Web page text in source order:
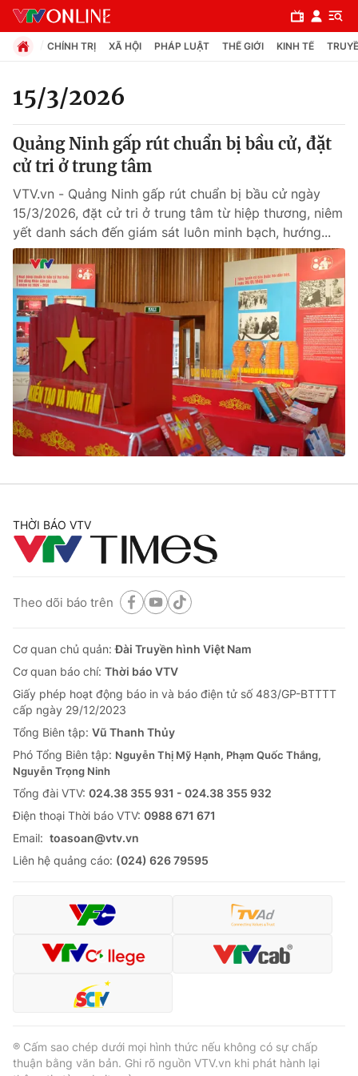
Chuyên mục
Chính trị
Xã hội
Pháp luật
Y tế
Thế giới
Tin tức
Thế giới đó đây
Câu chuyện quốc tế
Kinh tế
Tài chính
Thị trường
Góc doanh nghiệp
Dữ liệu và đời sống
Truyền hình
Phim VTV
Hậu trường
Giải sao mai
Giải trí
Điện ảnh
Âm nhạc
Du lịch
Làm đẹp
Chất lượng cuộc sống
Tuyển sinh
Học trực tuyến
Công nghệ
Hitech Công nghệ tương lai
Sản phẩm
Thị trường
Tư vấn
Giao lưu trực tuyến
Lịch phát sóng
Chuyên mục khác
Emagazine Podcast
Video Shorts video
VTV Money
VTV Sức khoẻ Bất động sản
CHÍNH TRỊ XÃ HỘI PHÁP LUẬT THẾ GIỚI KINH TẾ
15/3/2026
Quảng Ninh gấp rút chuẩn bị bầu cử, đặt
cử tri ở trung tâm
VTV.vn - Quảng Ninh gấp rút chuẩn bị bầu cử ngày
15/3/2026, đặt cử tri ở trung tâm từ hiệp thương, niêm
yết danh sách đến giám sát luôn minh bạch, hướng...
THỜI BÁO VTV
Theo dõi báo trên
Cơ quan chủ quản:Đài Truyền hình Việt Nam
Cơ quan báo chí: Thời báo VTV
Giấy phép hoạt động báo in và báo điện tử số 483/GP-BTTTT
cấp ngày 29/12/2023
Tổng Biên tập: Vũ Thanh Thủy
Phó Tổng Biên tập: Nguyễn Thị Mỹ Hạnh, Phạm Quốc Thắng,
Nguyễn Trọng Ninh
Tổng đài VTV: 024.38 355 931 - 024.38 355 932
Ðiện thoại Thời báo VTV: 0988 671 671
Email: toasoan@vtv.vn
Liên hệ quảng cáo: (024) 626 79595
® Cấm sao chép dưới mọi hình thức nếu không có sự chấp
thuận bằng văn bản. Ghi rõ nguồn VTV.vn khi phát hành lại